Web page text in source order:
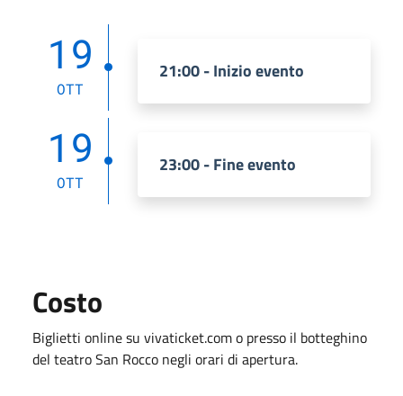
19
OTT
21:00 - Inizio evento
19
OTT
23:00 - Fine evento
Costo
Biglietti online su vivaticket.com o presso il botteghino
del teatro San Rocco negli orari di apertura.